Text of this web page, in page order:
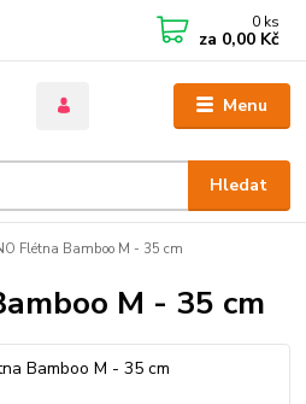
Menu
Hledat
0 ks
za 0,00 Kč
Flétna Bamboo M - 35 cm
M - 35 cm